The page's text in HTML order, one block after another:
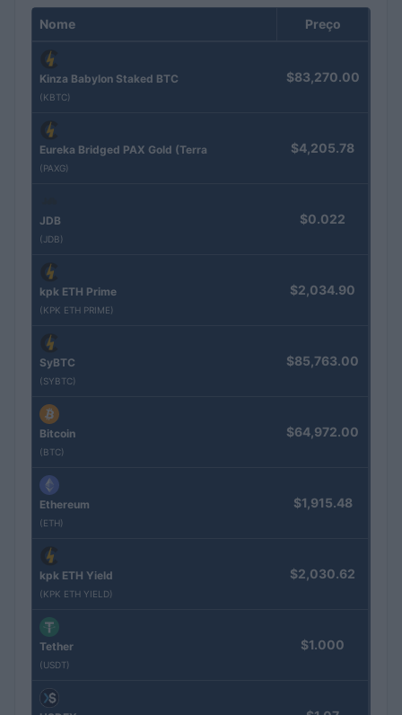
Nome Preço
Kinza Babylon Staked BTC
(KBTC)
$83,270.00
Eureka Bridged PAX Gold (Terra
(PAXG)
$4,205.78
JDB
(JDB)
$0.022
kpk ETH Prime
(KPK ETH PRIME)
$2,034.90
SyBTC
(SYBTC)
$85,763.00
Bitcoin
(BTC)
$64,972.00
Ethereum
(ETH)
$1,915.48
kpk ETH Yield
(KPK ETH YIELD)
$2,030.62
Tether
(USDT)
$1.000